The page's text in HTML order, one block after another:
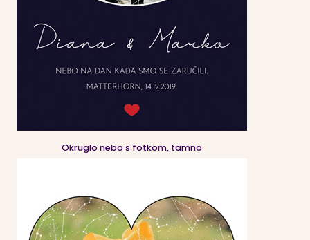
Okruglo nebo s fotkom, tamno